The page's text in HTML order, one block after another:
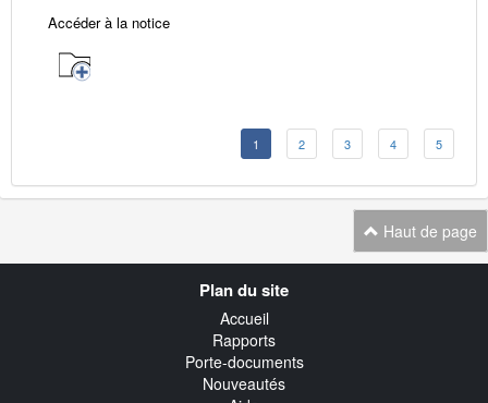
Accéder à la notice
1 2 3 4 5
Haut de page
Plan du site
Accueil
Rapports
Porte-documents
Nouveautés